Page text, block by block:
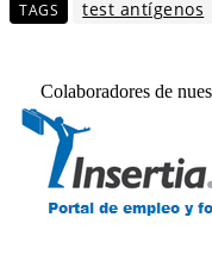
TAGS test antígenos
Colaboradores de